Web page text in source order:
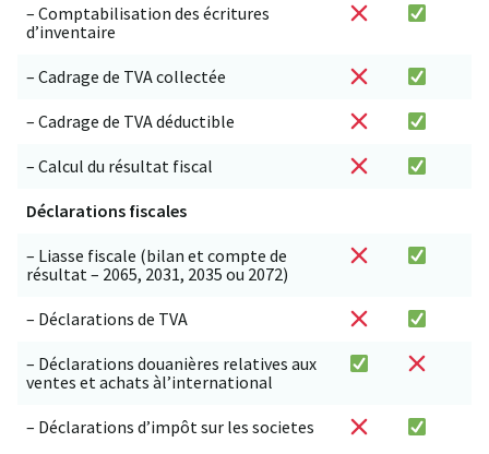
– Comptabilisation des écritures
d’inventaire
– Cadrage de TVA collectée
– Cadrage de TVA déductible
– Calcul du résultat fiscal
Déclarations fiscales
– Liasse fiscale (bilan et compte de
résultat – 2065, 2031, 2035 ou 2072)
– Déclarations de TVA
– Déclarations douanières relatives aux
ventes et achats àl’international
– Déclarations d’impôt sur les societes